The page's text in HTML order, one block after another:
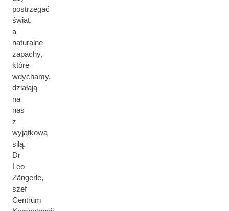
postrzegać
świat,
a
naturalne
zapachy,
które
wdychamy,
działają
na
nas
z
wyjątkową
siłą.
Dr
Leo
Zängerle,
szef
Centrum